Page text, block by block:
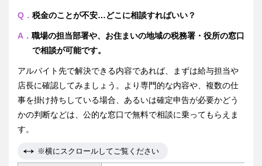
Q． 税金のことが不安…どこに相談すればいい？
A． 職場の担当部署や、お住まいの地域の税務署・役所の窓口
で相談が可能です。
アルバイト先で解決できる内容であれば、まずは給与担当や
店長に確認してみましょう。より専門的な内容や、複数の仕
事を掛け持ちしている場合、あるいは確定申告が必要かどう
かの判断などは、公的な窓口で無料で相談に乗ってもらえま
す。
※横にスクロールしてご覧ください